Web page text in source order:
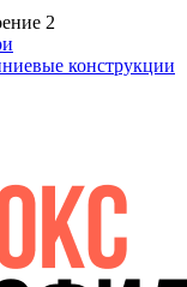
2
конструкции